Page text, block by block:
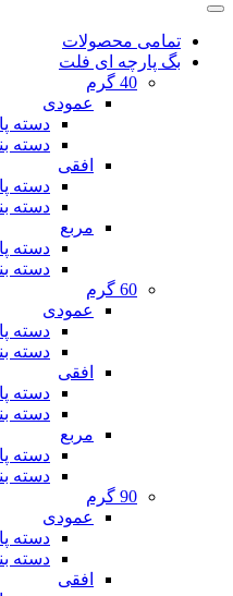
تمامی محصولات
بگ پارچه ای فلت
40 گرم
عمودی
دسته
دسته
افقی
دسته
دسته
مربع
دسته
دسته
60 گرم
عمودی
دسته
دسته
افقی
دسته
دسته
مربع
دسته
دسته
90 گرم
عمودی
دسته
دسته
افقی